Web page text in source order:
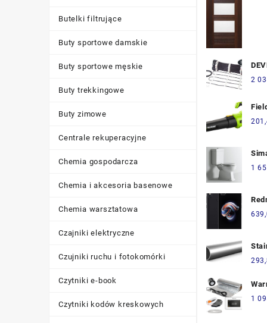
Butelki filtrujące
Buty sportowe damskie
Buty sportowe męskie
Buty trekkingowe
Buty zimowe
Centrale rekuperacyjne
Chemia gospodarcza
Chemia i akcesoria basenowe
Chemia warsztatowa
Czajniki elektryczne
Czujniki ruchu i fotokomórki
Czytniki e-book
Czytniki kodów kreskowych
2
1
4/
1